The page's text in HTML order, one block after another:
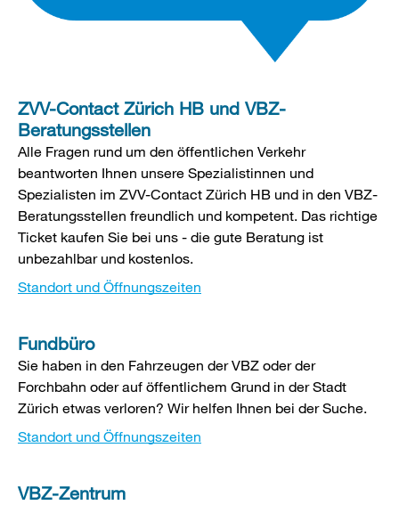
ZVV-Contact Zürich HB und VBZ-
Beratungsstellen
Alle Fragen rund um den öffentlichen Verkehr
beantworten Ihnen unsere Spezialistinnen und
Spezialisten im ZVV-Contact Zürich HB und in den VBZ-
Beratungsstellen freundlich und kompetent. Das richtige
Ticket kaufen Sie bei uns - die gute Beratung ist
unbezahlbar und kostenlos.
Standort und Öffnungszeiten
Fundbüro
Sie haben in den Fahrzeugen der VBZ oder der
Forchbahn oder auf öffentlichem Grund in der Stadt
Zürich etwas verloren? Wir helfen Ihnen bei der Suche.
Standort und Öffnungszeiten
VBZ-Zentrum